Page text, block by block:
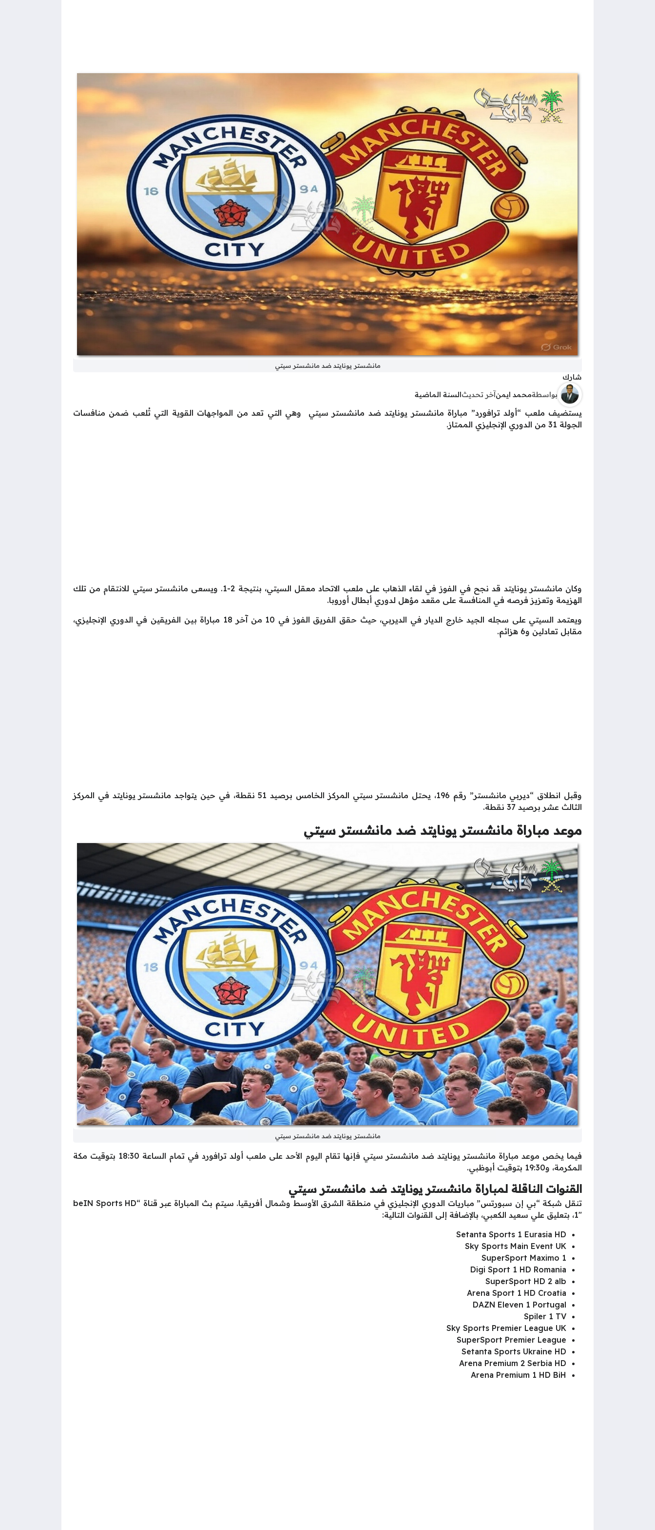
مانشستر يونايتد ضد مانشستر سيتي
شارك
بواسطةمحمد ايمنآخر تحديثالسنة الماضية
يستضيف ملعب “أولد ترافورد” مباراة مانشستر يونايتد ضد مانشستر سيتي وهي التي تعد من المواجهات القوية التي تُلعب ضمن منافسات
الجولة 31 من الدوري الإنجليزي الممتاز.
وكان مانشستر يونايتد قد نجح في الفوز في لقاء الذهاب على ملعب الاتحاد معقل السيتي، بنتيجة 2-1. ويسعى مانشستر سيتي للانتقام من تلك
الهزيمة وتعزيز فرصه في المنافسة على مقعد مؤهل لدوري أبطال أوروبا.
ويعتمد السيتي على سجله الجيد خارج الديار في الديربي، حيث حقق الفريق الفوز في 10 من آخر 18 مباراة بين الفريقين في الدوري الإنجليزي،
مقابل تعادلين و6 هزائم.
وقبل انطلاق “ديربي مانشستر” رقم 196، يحتل مانشستر سيتي المركز الخامس برصيد 51 نقطة، في حين يتواجد مانشستر يونايتد في المركز
الثالث عشر برصيد 37 نقطة.
موعد مباراة مانشستر يونايتد ضد مانشستر سيتي
مانشستر يونايتد ضد مانشستر سيتي
فيما يخص موعد مباراة مانشستر يونايتد ضد مانشستر سيتي فإنها تقام اليوم الأحد على ملعب أولد ترافورد في تمام الساعة 18:30 بتوقيت مكة
المكرمة، و19:30 بتوقيت أبوظبي.
القنوات الناقلة لمباراة مانشستر يونايتد ضد مانشستر سيتي
تنقل شبكة “بي إن سبورتس” مباريات الدوري الإنجليزي في منطقة الشرق الأوسط وشمال أفريقيا. سيتم بث المباراة عبر قناة “beIN Sports HD
1″، بتعليق علي سعيد الكعبي، بالإضافة إلى القنوات التالية:
Setanta Sports 1 Eurasia HD
Sky Sports Main Event UK
SuperSport Maximo 1
Digi Sport 1 HD Romania
SuperSport HD 2 alb
Arena Sport 1 HD Croatia
DAZN Eleven 1 Portugal
Spiler 1 TV
Sky Sports Premier League UK
SuperSport Premier League
Setanta Sports Ukraine HD
Arena Premium 2 Serbia HD
Arena Premium 1 HD BiH